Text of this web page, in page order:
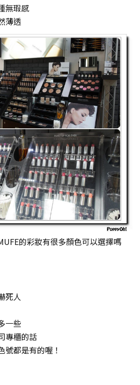
無瑕感
薄透
的彩妝有很多顏色可以選擇嗎
死人
一些
專櫃的話
號都是有的喔！